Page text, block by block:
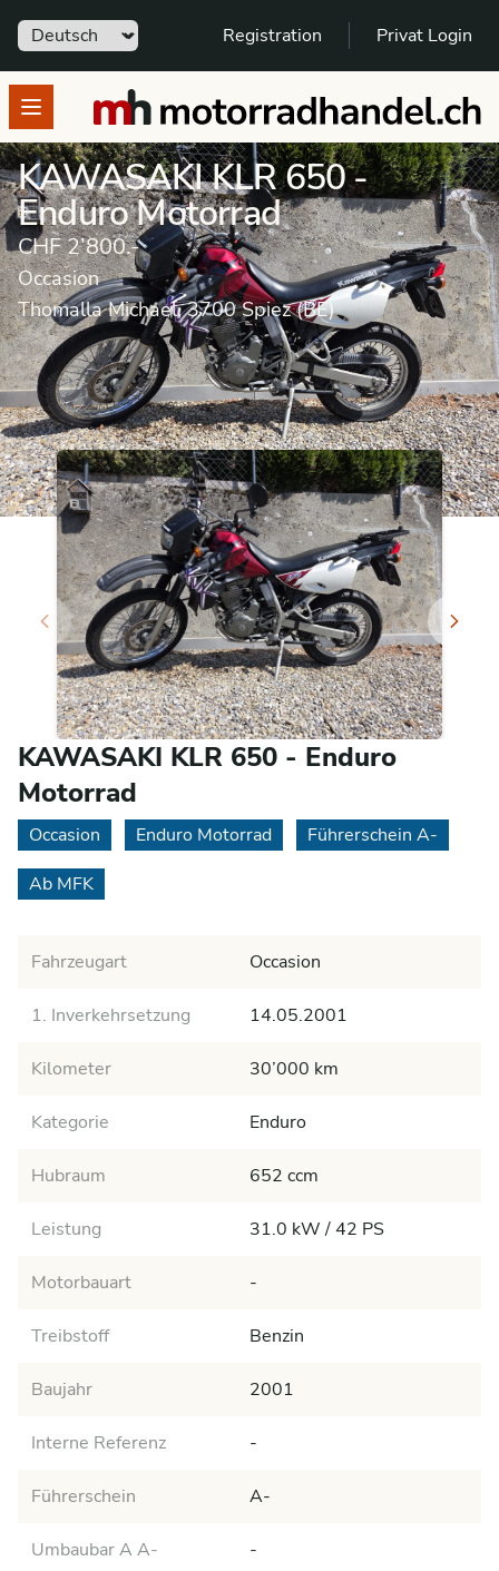
Sprache Registration Privat Login
Open menumotorradhandel.ch
KAWASAKI KLR 650 -
Enduro Motorrad
CHF 2’800.-
Occasion
Thomalla Michael, 3700 Spiez (BE)
Motorrad Occasion
Enduro Motorrad
KAWASAKI
KLR 650
KAWASAKI KLR 650 - Enduro
Motorrad
Occasion Enduro Motorrad
Führerschein A-
Ab MFK
Fahrzeugart Occasion
1. Inverkehrsetzung 14.05.2001
Kilometer 30’000 km
Kategorie Enduro
Hubraum 652 ccm
Leistung 31.0 kW / 42 PS
Motorbauart -
Treibstoff Benzin
Baujahr 2001
Interne Referenz -
Führerschein A-
Umbaubar A A- -